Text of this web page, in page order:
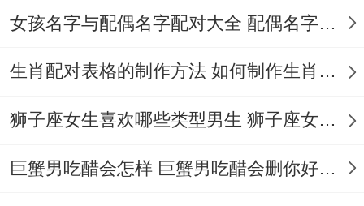
盛 深夜11点至1点冲动值翻倍;此刻争执易让
饰品若有缺损、会削弱贵人运，分外是戒指
女孩名字与配偶名字配对大全 配偶名字配对女孩版
生肖配对表格的制作方法 如何制作生肖配对表格
狮子座女生喜欢哪些类型男生 狮子座女生喜欢哪种男生
巨蟹男吃醋会怎样 巨蟹男吃醋会删你好友吗